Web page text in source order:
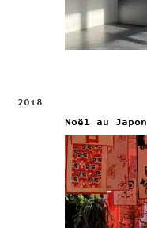
2018
Noël au Japon